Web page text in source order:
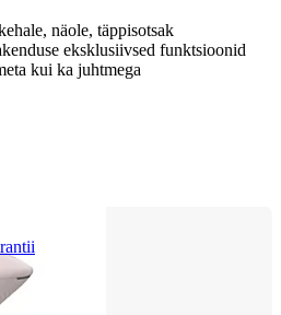
näole, täppisotsak
eksklusiivsed funktsioonid
kui ka juhtmega